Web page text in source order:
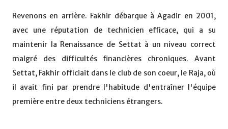
Revenons en arrière. Fakhir débarque à Agadir en 2001,
avec une réputation de technicien efficace, qui a su
maintenir la Renaissance de Settat à un niveau correct
malgré des difficultés financières chroniques. Avant
Settat, Fakhir officiait dans le club de son coeur, le Raja, où
il avait fini par prendre l'habitude d'entraîner l'équipe
première entre deux techniciens étrangers.